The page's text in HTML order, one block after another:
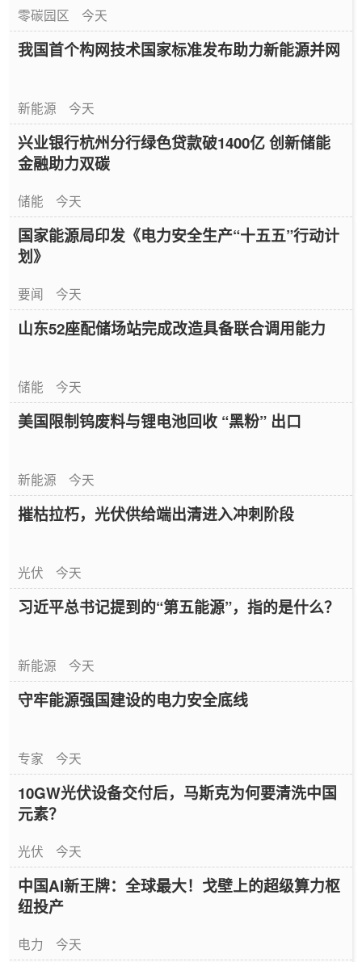
零碳园区 今天
我国首个构网技术国家标准发布助力新能源并网
新能源 今天
兴业银行杭州分行绿色贷款破1400亿 创新储能
金融助力双碳
储能 今天
国家能源局印发《电力安全生产“十五五”行动计
划》
要闻 今天
山东52座配储场站完成改造具备联合调用能力
储能 今天
美国限制钨废料与锂电池回收 “黑粉” 出口
新能源 今天
摧枯拉朽，光伏供给端出清进入冲刺阶段
光伏 今天
习近平总书记提到的“第五能源”，指的是什么？
新能源 今天
守牢能源强国建设的电力安全底线
专家 今天
10GW光伏设备交付后，马斯克为何要清洗中国
元素？
光伏 今天
中国AI新王牌：全球最大！戈壁上的超级算力枢
纽投产
电力 今天